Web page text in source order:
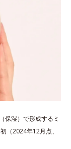
保湿）で形成するミ
（2024年12月点、